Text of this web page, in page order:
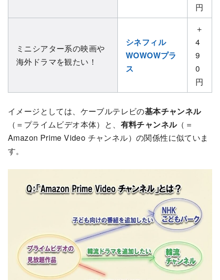
円
ミニシアター系の映画や
海外ドラマを観たい！
シネフィル
WOWOWプラ
ス
＋
4
9
0
円
イメージとしては、ケーブルテレビの基本チャンネル
（＝プライムビデオ本体）と、 有料チャンネル（＝
Amazon Prime Video チャンネル）の関係性に似ていま
す。